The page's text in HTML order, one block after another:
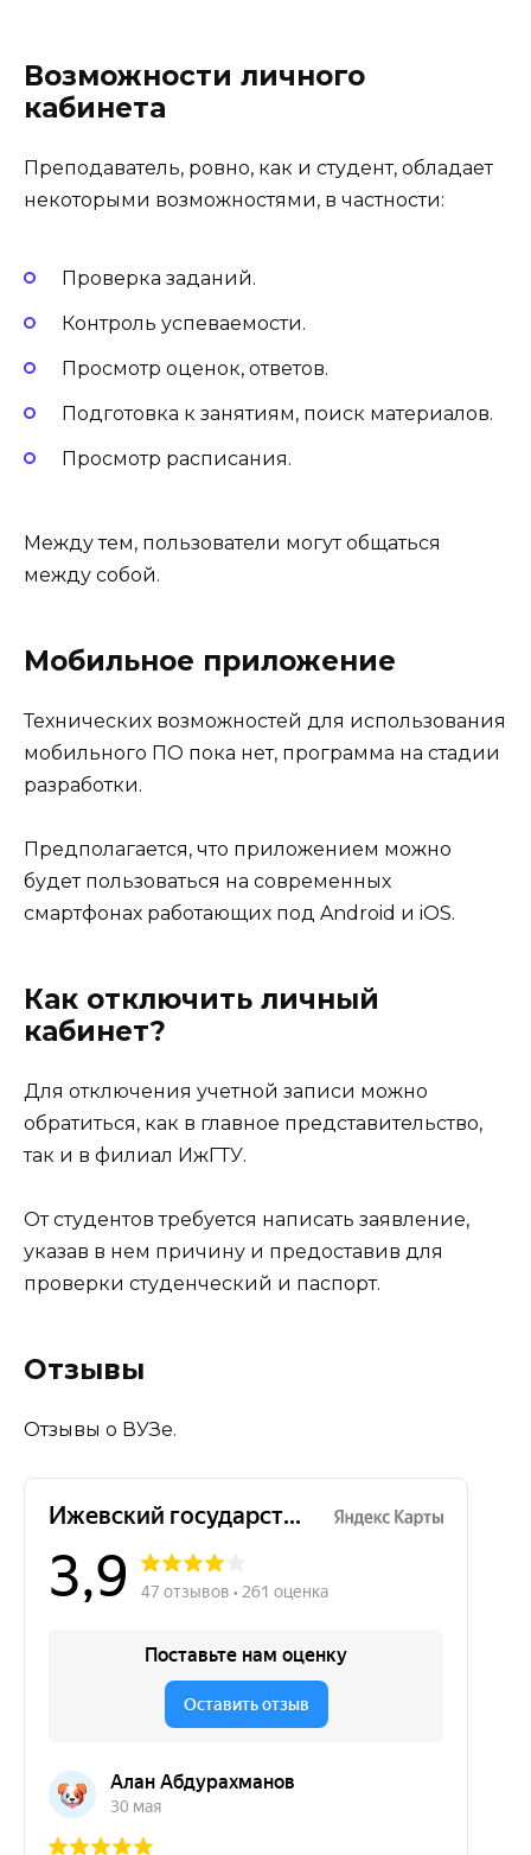
Возможности личного
кабинета
Преподаватель, ровно, как и студент, обладает
некоторыми возможностями, в частности:
Проверка заданий.
Контроль успеваемости.
Просмотр оценок, ответов.
Подготовка к занятиям, поиск материалов.
Просмотр расписания.
Между тем, пользователи могут общаться
между собой.
Мобильное приложение
Технических возможностей для использования
мобильного ПО пока нет, программа на стадии
разработки.
Предполагается, что приложением можно
будет пользоваться на современных
смартфонах работающих под Android и iOS.
Как отключить личный
кабинет?
Для отключения учетной записи можно
обратиться, как в главное представительство,
так и в филиал ИжГТУ.
От студентов требуется написать заявление,
указав в нем причину и предоставив для
проверки студенческий и паспорт.
Отзывы
Отзывы о ВУЗе.